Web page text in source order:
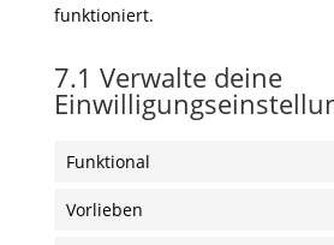
funktioniert.
7.1 Verwalte deine
Funktional
Vorlieben